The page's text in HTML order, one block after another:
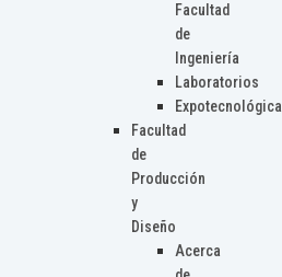
Facultad
de
Ingeniería
Laboratorios
Expotecnológica
Facultad
de
Producción
y
Diseño
Acerca